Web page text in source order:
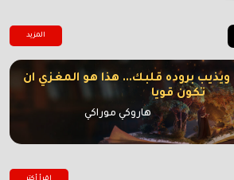
المزيد
ويذيب بروده قلبك... هذا هو المغزي ان
تكون قويا
هاروكي موراكي